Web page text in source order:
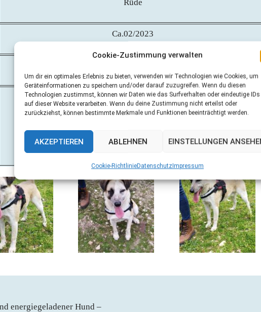
Cookie-Zustimmung verwalten
Um dir ein optimales Erlebnis zu bieten, verwenden wir Technologien wie Cookies, um
Geräteinformationen zu speichern und/oder darauf zuzugreifen. Wenn du diesen
Technologien zustimmst, können wir Daten wie das Surfverhalten oder eindeutige IDs
auf dieser Website verarbeiten. Wenn du deine Zustimmung nicht erteilst oder
zurückziehst, können bestimmte Merkmale und Funktionen beeinträchtigt werden.
AKZEPTIEREN ABLEHNEN EINSTELLUNGEN
Cookie-RichtlinieDatenschutzImpressum
Rüde
Ca.02/2023
Renate Düser
(Julia)
energiegeladener Hund –